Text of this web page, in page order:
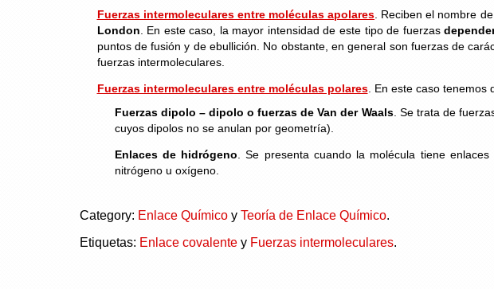
Fuerzas intermoleculares entre moléculas apolares . Reciben el nombre de
London . En este caso, la mayor intensidad de este tipo de fuerzas
puntos de fusión y de ebullición. No obstante, en general son fuerzas de
fuerzas intermoleculares.
Fuerzas intermoleculares entre moléculas polares. En este caso tenemos
Fuerzas dipolo – dipolo o fuerzas de Van der Waals. Se trata de
cuyos dipolos no se anulan por geometría).
Enlaces de hidrógeno . Se presenta cuando la molécula tiene
nitrógeno u oxígeno.
Category: Enlace Químicoy Teoría de Enlace Químico.
Etiquetas: Enlace covalentey Fuerzas intermoleculares.